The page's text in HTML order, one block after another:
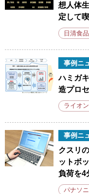
想人体
定して
日清食品
事例ニ
ハミガ
造プロ
ライオン
事例ニ
クスリ
ットボ
負荷を4
パナソ